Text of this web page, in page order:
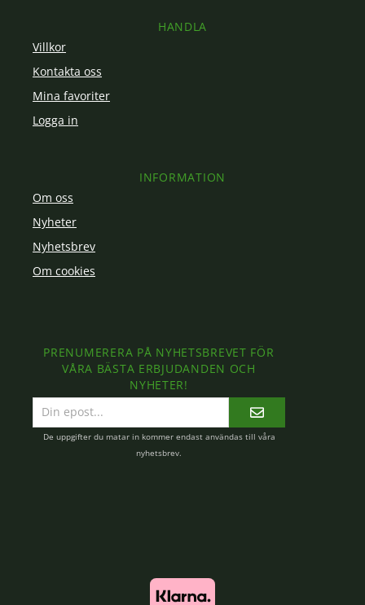
HANDLA
Villkor
Kontakta oss
Mina favoriter
Logga in
INFORMATION
Om oss
Nyheter
Nyhetsbrev
Om cookies
PRENUMERERA PÅ NYHETSBREVET FÖR
VÅRA BÄSTA ERBJUDANDEN OCH
NYHETER!
postadress
De uppgifter du matar in kommer endast användas till våra
nyhetsbrev.